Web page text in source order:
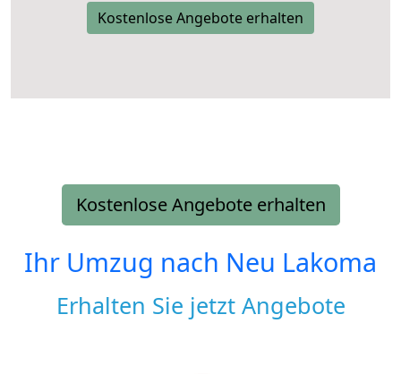
Kostenlose Angebote erhalten
Kostenlose Angebote erhalten
Ihr Umzug nach Neu Lakoma
Erhalten Sie jetzt Angebote